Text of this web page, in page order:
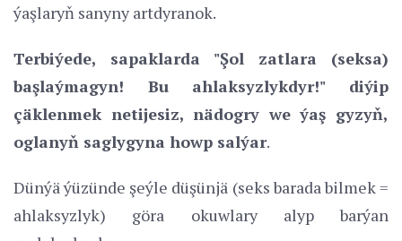
ýaşlaryň sanyny artdyranok.
Terbiýede, sapaklarda "Şol zatlara (seksa)
başlaýmagyn! Bu ahlaksyzlykdyr!" diýip
çäklenmek netijesiz, nädogry we ýaş gyzyň,
oglanyň saglygyna howp salýar.
Dünýä ýüzünde şeýle düşünjä (seks barada bilmek =
ahlaksyzlyk) göra okuwlary alyp barýan